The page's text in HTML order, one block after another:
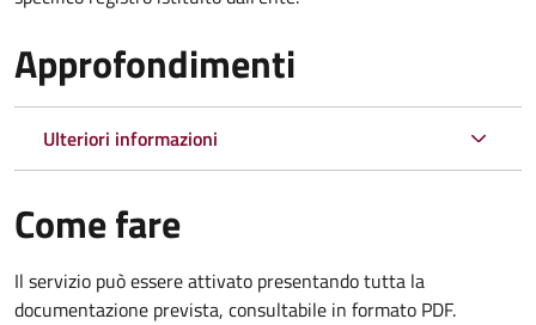
Approfondimenti
Ulteriori informazioni
Come fare
Il servizio può essere attivato presentando tutta la
documentazione prevista, consultabile in formato PDF.